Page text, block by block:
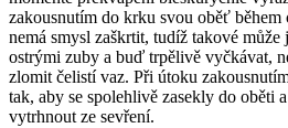
zakousnutím do krku svou oběť
nemá smysl zaškrtit, tudíž takové může
ostrými zuby a buď trpělivě vyčkávat,
zlomit čelistí vaz. Při útoku
tak, aby se spolehlivě zasekly do oběti
vytrhnout ze sevření.